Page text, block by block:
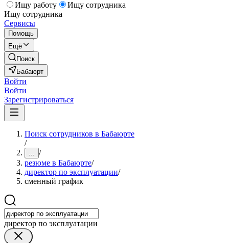
Ищу работу
Ищу сотрудника
Ищу сотрудника
Сервисы
Помощь
Ещё
Поиск
Бабаюрт
Войти
Войти
Зарегистрироваться
Поиск сотрудников в Бабаюрте
/
... /
резюме в Бабаюрте/
директор по эксплуатации/
сменный график
директор по эксплуатации